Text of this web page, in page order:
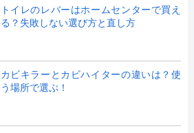
トイレのレバーはホームセンターで買え
る？失敗しない選び方と直し方
カビキラーとカビハイターの違いは？使
う場所で選ぶ！